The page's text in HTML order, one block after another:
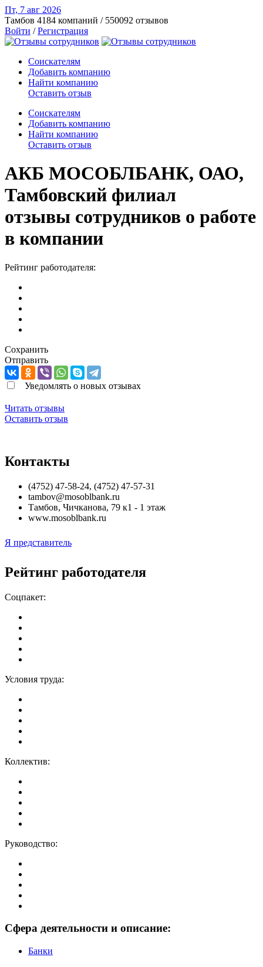
Пт, 7 авг 2026
Тамбов 4184 компаний / 550092 отзывов
Войти /Регистрация
Соискателям
Добавить компанию
Найти компанию
Оставить отзыв
Соискателям
Добавить компанию
Найти компанию
Оставить отзыв
АКБ МОСОБЛБАНК, ОАО,
Тамбовский филиал
отзывы сотрудников о работе
в компании
Рейтинг работодателя:
Сохранить
Отправить
Уведомлять о новых отзывах
Читать отзывы
Оставить отзыв
Контакты
(4752) 47-58-24, (4752) 47-57-31
tambov@mosoblbank.ru
Тамбов, Чичканова, 79 к1 - 1 этаж
www.mosoblbank.ru
Я представитель
Рейтинг работодателя
Соцпакет:
Условия труда:
Коллектив:
Руководство:
Сфера деятельности и описание:
Банки